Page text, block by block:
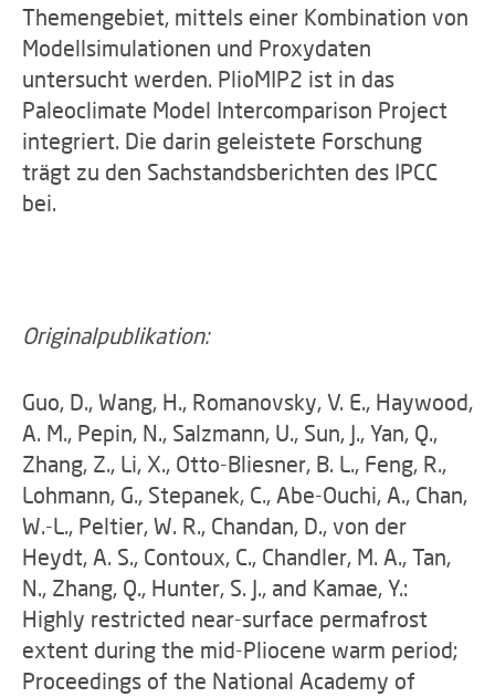
Themengebiet, mittels einer Kombination von
Modellsimulationen und Proxydaten
untersucht werden. PlioMIP2 ist in das
Paleoclimate Model Intercomparison Project
integriert. Die darin geleistete Forschung
trägt zu den Sachstandsberichten des IPCC
bei.
Originalpublikation:
Guo, D., Wang, H., Romanovsky, V. E., Haywood,
A. M., Pepin, N., Salzmann, U., Sun, J., Yan, Q.,
Zhang, Z., Li, X., Otto-Bliesner, B. L., Feng, R.,
Lohmann, G., Stepanek, C., Abe-Ouchi, A., Chan,
W.-L., Peltier, W. R., Chandan, D., von der
Heydt, A. S., Contoux, C., Chandler, M. A., Tan,
N., Zhang, Q., Hunter, S. J., and Kamae, Y.:
Highly restricted near-surface permafrost
extent during the mid-Pliocene warm period;
Proceedings of the National Academy of